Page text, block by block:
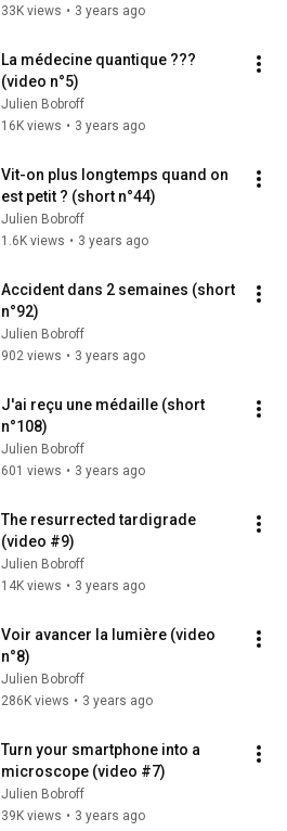
33K views • 3 years ago
La médecine quantique ???
(video n°5)
Julien Bobroff
16K views • 3 years ago
Vit-on plus longtemps quand on
est petit ? (short n°44)
Julien Bobroff
1.6K views • 3 years ago
Accident dans 2 semaines (short
n°92)
Julien Bobroff
902 views • 3 years ago
J'ai reçu une médaille (short
n°108)
Julien Bobroff
601 views • 3 years ago
The resurrected tardigrade
(video #9)
Julien Bobroff
14K views • 3 years ago
Voir avancer la lumière (video
n°8)
Julien Bobroff
286K views • 3 years ago
Turn your smartphone into a
microscope (video #7)
Julien Bobroff
39K views • 3 years ago